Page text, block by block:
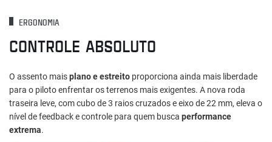
ERGONOMIA
CONTROLE ABSOLUTO
O assento maisplano e estreito proporciona ainda mais liberdade
para o piloto enfrentar os terrenos mais exigentes. A nova roda
traseira leve, com cubo de 3 raios cruzados e eixo de 22 mm, eleva o
nível de feedback e controle para quem busca performance
extrema.